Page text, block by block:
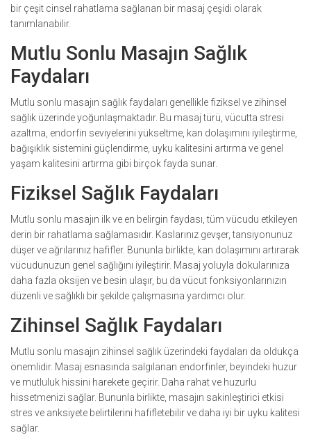
bir çeşit cinsel rahatlama sağlanan bir masaj çeşidi olarak
tanımlanabilir.
Mutlu Sonlu Masajın Sağlık
Faydaları
Mutlu sonlu masajın sağlık faydaları genellikle fiziksel ve zihinsel
sağlık üzerinde yoğunlaşmaktadır. Bu masaj türü, vücutta stresi
azaltma, endorfin seviyelerini yükseltme, kan dolaşımını iyileştirme,
bağışıklık sistemini güçlendirme, uyku kalitesini artırma ve genel
yaşam kalitesini artırma gibi birçok fayda sunar.
Fiziksel Sağlık Faydaları
Mutlu sonlu masajın ilk ve en belirgin faydası, tüm vücudu etkileyen
derin bir rahatlama sağlamasıdır. Kaslarınız gevşer, tansiyonunuz
düşer ve ağrılarınız hafifler. Bununla birlikte, kan dolaşımını artırarak
vücudunuzun genel sağlığını iyileştirir. Masaj yoluyla dokularınıza
daha fazla oksijen ve besin ulaşır, bu da vücut fonksiyonlarınızın
düzenli ve sağlıklı bir şekilde çalışmasına yardımcı olur.
Zihinsel Sağlık Faydaları
Mutlu sonlu masajın zihinsel sağlık üzerindeki faydaları da oldukça
önemlidir. Masaj esnasında salgılanan endorfinler, beyindeki huzur
ve mutluluk hissini harekete geçirir. Daha rahat ve huzurlu
hissetmenizi sağlar. Bununla birlikte, masajın sakinleştirici etkisi
stres ve anksiyete belirtilerini hafifletebilir ve daha iyi bir uyku kalitesi
sağlar.